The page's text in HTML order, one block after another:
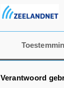
Verantwoord
eerste WTA-
mee aan
in Londen.